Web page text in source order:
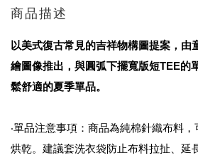
商品描述
以美式復古常見的吉祥物構圖提案，由
繪圖像推出，與圓弧下擺寬版短TEE的
鬆舒適的夏季單品。
‧單品注意事項：商品為純棉針織布料
烘乾。建議套洗衣袋防止布料拉扯、延